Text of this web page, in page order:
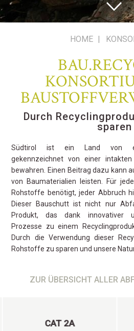
HOME |
Durch
sparen
Südtirol ist ein Land von
gekennzeichnet von einer
bewahren. Einen Beitrag dazu kann
von Baumaterialien leisten. Für
Rohstoffe benötigt, jeder Abbruch
Dieser Bauschutt ist nicht nur
Produkt, das dank innovativer
Prozesse zu einem
Durch die Verwendung dieser
Rohstoffe zu sparen und unsere
ZUR ÜBERSICHT ALLER
CAT 2A